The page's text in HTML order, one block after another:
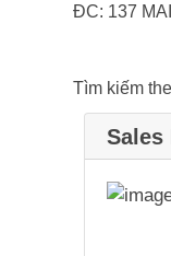
ĐC: 137
Tìm kiếm
Sales